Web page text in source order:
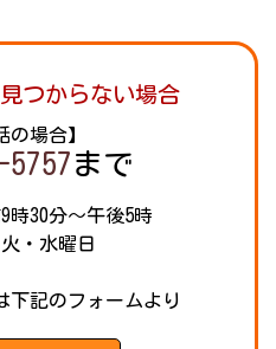
つからない場合
の場合】
まで
30分～午後5時
・水曜日
下記のフォームより